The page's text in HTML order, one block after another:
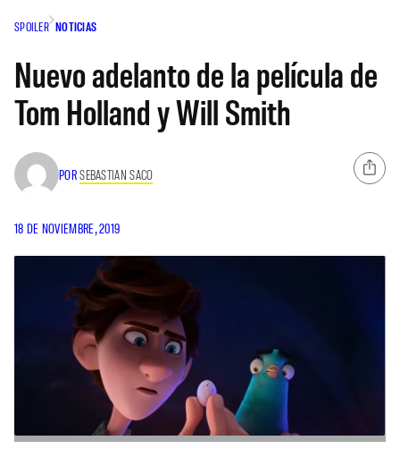
SPOILER NOTICIAS
Nuevo adelanto de la película de
Tom Holland y Will Smith
PORSEBASTIAN SACO
18 DE NOVIEMBRE, 2019